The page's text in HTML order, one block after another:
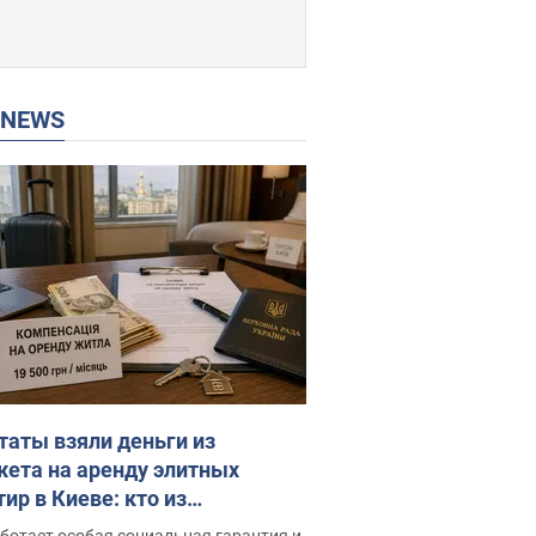
NEWS
взяли деньги из
на аренду элитных
в Киеве: кто из
просил средства